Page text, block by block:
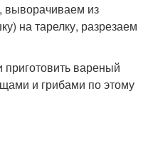
выворачиваем из
на тарелку, разрезаем
вареный
и грибами по этому